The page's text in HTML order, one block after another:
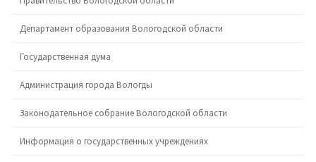
Департамент образования Вологодской области
Государственная дума
Администрация города Вологды
Законодательное собрание Вологодской области
Информация о государственных учреждениях